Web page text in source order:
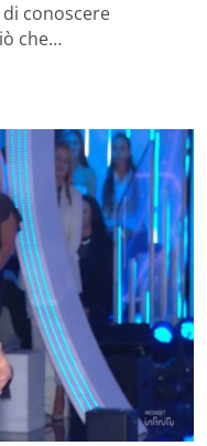
conoscere
che…